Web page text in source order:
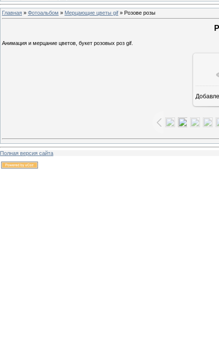
Главная » Фотоальбом » Мерцающие цветы gif » Розове розы
Анимация и мерцание цветов, букет розовых роз gif.
Полная версия сайта